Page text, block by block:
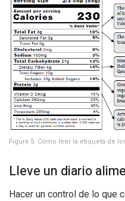
Figura 5. Cómo leer la etiqueta de
Lleve un diario
Hacer un control de lo que